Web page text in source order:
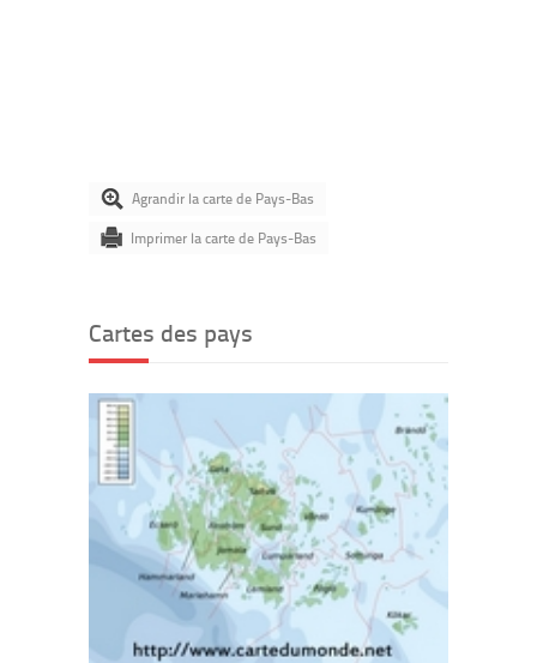
Agrandir la carte de Pays-Bas
Imprimer la carte de Pays-Bas
Cartes des pays